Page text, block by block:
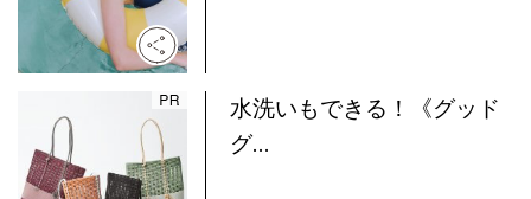
水洗いもできる！《グッド
グ...